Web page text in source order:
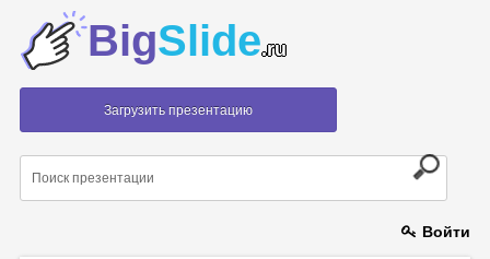
BigSlide.ru
Загрузить презентацию
Войти